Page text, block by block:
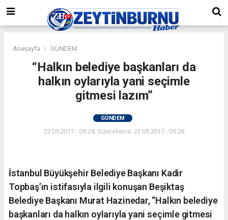
Anasayfa GÜNDEM
“Halkın belediye başkanları da
halkın oylarıyla yani seçimle
gitmesi lazım”
GÜNDEM
23.09.2017 - 09:28, Güncelleme: 23.09.2017 - 09:28
İstanbul Büyükşehir Belediye Başkanı Kadir
Topbaş’ın istifasıyla ilgili konuşan Beşiktaş
Belediye Başkanı Murat Hazinedar, “Halkın belediye
başkanları da halkın oylarıyla yani seçimle gitmesi